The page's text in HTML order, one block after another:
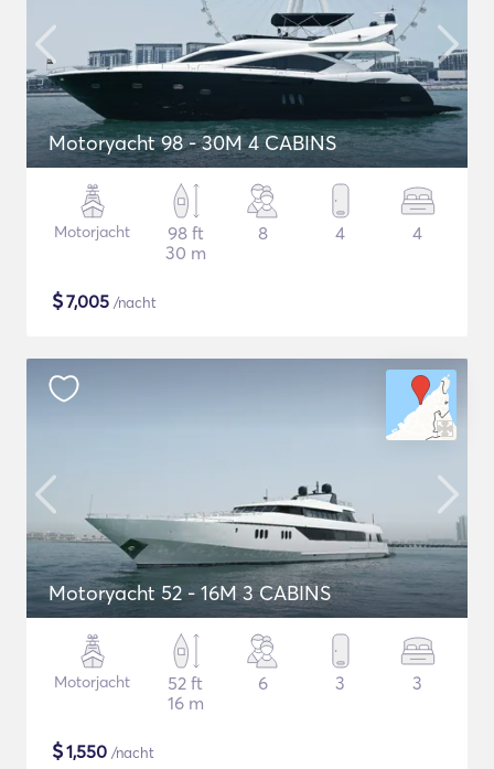
Motoryacht 98 - 30M 4 CABINS
Motorjacht
98 ft
30 m
8 4 4
$7,005 /nacht
Motoryacht 52 - 16M 3 CABINS
Motorjacht
52 ft
16 m
6 3 3
$1,550 /nacht